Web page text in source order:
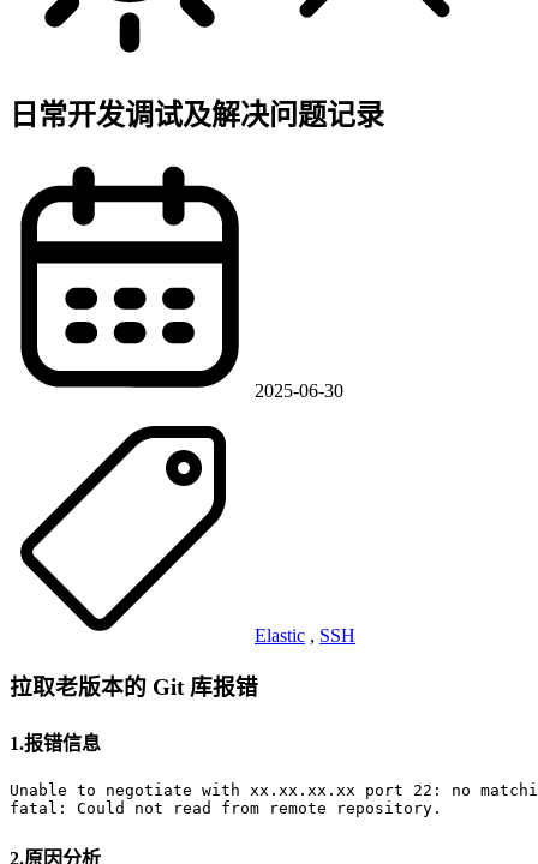
日常开发调试及解决问题记录
2025-06-30
Elastic , SSH
拉取老版本的 Git 库报错
1.报错信息
Unable to negotiate with xx.xx.xx.xx port 22: no
fatal: Could not read from remote repository.
2.原因分析